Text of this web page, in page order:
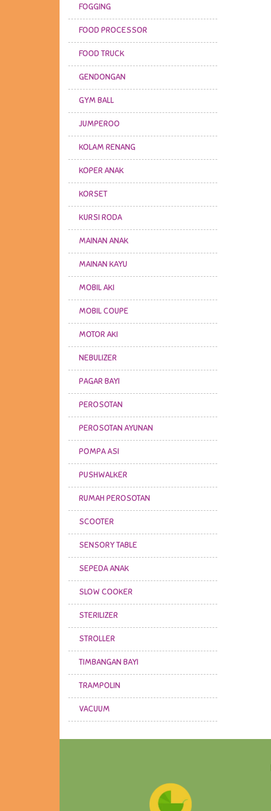
FOGGING
FOOD PROCESSOR
FOOD TRUCK
GENDONGAN
GYM BALL
JUMPEROO
KOLAM RENANG
KOPER ANAK
KORSET
KURSI RODA
MAINAN ANAK
MAINAN KAYU
MOBIL AKI
MOBIL COUPE
MOTOR AKI
NEBULIZER
PAGAR BAYI
PEROSOTAN
PEROSOTAN AYUNAN
POMPA ASI
PUSHWALKER
RUMAH PEROSOTAN
SCOOTER
SENSORY TABLE
SEPEDA ANAK
SLOW COOKER
STERILIZER
STROLLER
TIMBANGAN BAYI
TRAMPOLIN
VACUUM